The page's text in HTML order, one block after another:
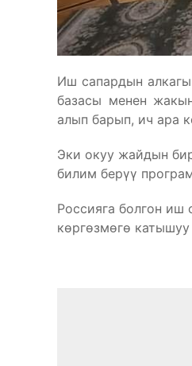
Иш сапардын
базасы менен
алып барып, ич ара
Эки окуу жайдын
билим берүү
Россияга болгон иш
көргөзмөгө